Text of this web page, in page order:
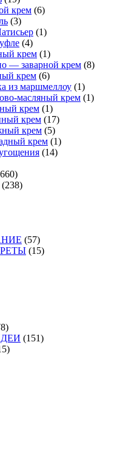
крем (6)
(3)
(1)
(4)
крем (1)
— заварной крем (8)
крем (6)
из маршмеллоу (1)
масляный крем (1)
крем (1)
крем (17)
крем (5)
крем (1)
(14)
(238)
(57)
(15)
(151)